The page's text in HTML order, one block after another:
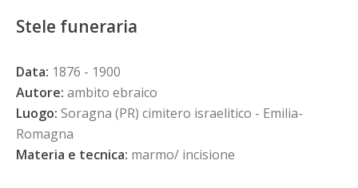
Stele funeraria
Data: 1876 - 1900
Autore: ambito ebraico
Luogo: Soragna (PR) cimitero israelitico - Emilia-
Romagna
Materia e tecnica: marmo/ incisione